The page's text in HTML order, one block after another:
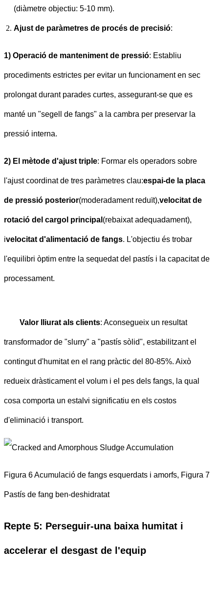
(diàmetre objectiu: 5-10 mm).
Ajust de paràmetres de procés de precisió:
1) Operació de manteniment de pressió: Establiu
procediments estrictes per evitar un funcionament en sec
prolongat durant parades curtes, assegurant-se que es
manté un "segell de fangs" a la cambra per preservar la
pressió interna.
2) El mètode d'ajust triple: Formar els operadors sobre
l'ajust coordinat de tres paràmetres clau:espai-de la placa
de pressió posterior(moderadament reduït),velocitat de
rotació del cargol principal (rebaixat adequadament),
ivelocitat d'alimentació de fangs. L'objectiu és trobar
l'equilibri òptim entre la sequedat del pastís i la capacitat de
processament.
Valor lliurat als clients: Aconsegueix un resultat
transformador de "slurry" a "pastís sòlid", estabilitzant el
contingut d'humitat en el rang pràctic del 80-85%. Això
redueix dràsticament el volum i el pes dels fangs, la qual
cosa comporta un estalvi significatiu en els costos
d'eliminació i transport.
Figura 6 Acumulació de fangs esquerdats i amorfs, Figura 7
Pastís de fang ben-deshidratat
Repte 5: Perseguir-una baixa humitat i
accelerar el desgast de l'equip